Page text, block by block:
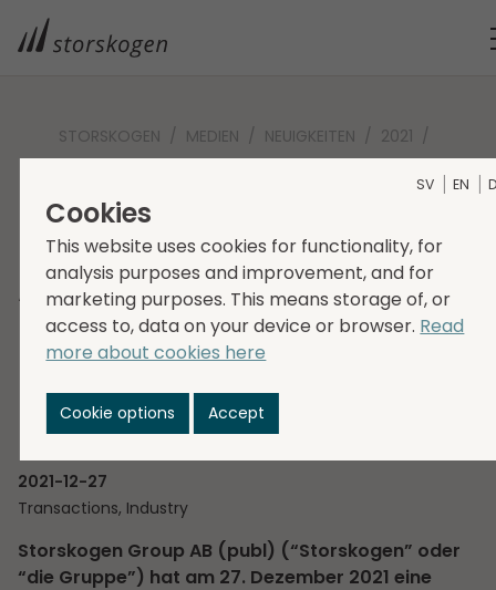
STORSKOGEN MEDIEN NEUIGKEITEN
2021
STORSKOGEN ERWIRBT DAS AUTOMATIONSUNTERNEHMEN LNS
UND BAUT SEINE PRÄSENZ IN DER DACH-REGION AUS
Storskogen erwirbt das
LNS und baut seine
Präsenz in der DACH-
Region aus
2021-12-27
Transactions, Industry
Storskogen Group AB (publ) (“Storskogen” oder
“die Gruppe”) hat am 27. Dezember 2021 eine
SV EN
Cookies
This website uses cookies for functionality, for
analysis purposes and improvement, and for
marketing purposes. This means storage of, or
access to, data on your device or browser. Read
more about cookies here
Cookie options Accept